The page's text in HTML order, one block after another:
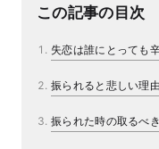
この記事の目次
失恋は誰にとっても
振られると悲しい理由
振られた時の取るべ